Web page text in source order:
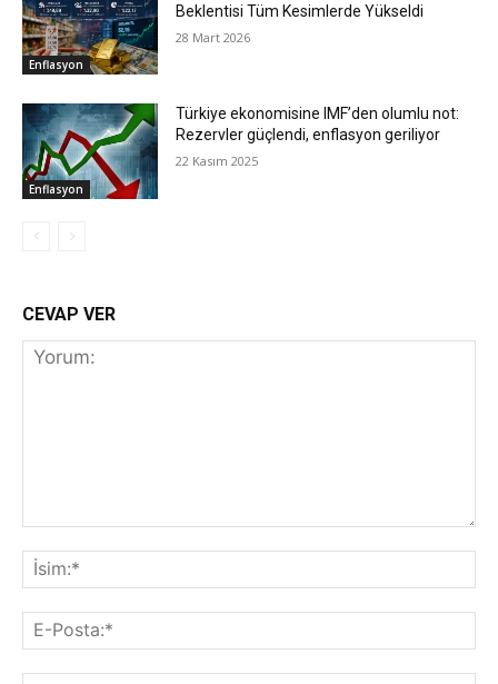
Enflasyon
Beklentisi Tüm Kesimlerde Yükseldi
28 Mart 2026
Enflasyon
Türkiye ekonomisine IMF’den olumlu not:
Rezervler güçlendi, enflasyon geriliyor
22 Kasım 2025
CEVAP VER
Yorum:
E-